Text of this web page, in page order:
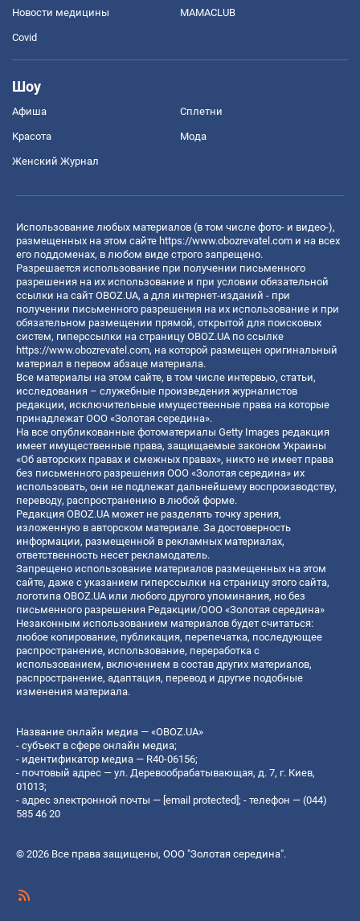
Новости медицины MAMACLUB
Covid
Шоу
Афиша Сплетни
Красота Мода
Женский Журнал
Использование любых материалов (в том числе фото- и видео-),
размещенных на этом сайте https://www.obozrevatel.com и на всех
его поддоменах, в любом виде строго запрещено.
Разрешается использование при получении письменного
разрешения на их использование и при условии обязательной
ссылки на сайт OBOZ.UA, а для интернет-изданий - при
получении письменного разрешения на их использование и при
обязательном размещении прямой, открытой для поисковых
систем, гиперссылки на страницу OBOZ.UA по ссылке
https://www.obozrevatel.com, на которой размещен оригинальный
материал в первом абзаце материала.
Все материалы на этом сайте, в том числе интервью, статьи,
исследования – служебные произведения журналистов
редакции, исключительные имущественные права на которые
принадлежат ООО «Золотая середина».
На все опубликованные фотоматериалы Getty Images редакция
имеет имущественные права, защищаемые законом Украины
«Об авторских правах и смежных правах», никто не имеет права
без письменного разрешения ООО «Золотая середина» их
использовать, они не подлежат дальнейшему воспроизводству,
переводу, распространению в любой форме.
Редакция OBOZ.UA может не разделять точку зрения,
изложенную в авторском материале. За достоверность
информации, размещенной в рекламных материалах,
ответственность несет рекламодатель.
Запрещено использование материалов размещенных на этом
сайте, даже с указанием гиперссылки на страницу этого сайта,
логотипа OBOZ.UA или любого другого упоминания, но без
письменного разрешения Редакции/ООО «Золотая середина»
Незаконным использованием материалов будет считаться:
любое копирование, публикация, перепечатка, последующее
распространение, использование, переработка с
использованием, включением в состав других материалов,
распространение, адаптация, перевод и другие подобные
изменения материала.
Название онлайн медиа — «OBOZ.UA»
- субъект в сфере онлайн медиа;
- идентификатор медиа — R40-06156;
- почтовый адрес — ул. Деревообрабатывающая, д. 7, г. Киев,
01013;
- адрес электронной почты — [email protected]; - телефон — (044)
585 46 20
© 2026 Все права защищены, ООО "Золотая середина".